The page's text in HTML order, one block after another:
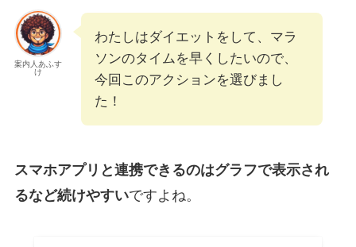
案内人あふす
け
わたしはダイエットをして、マラ
ソンのタイムを早くしたいので、
今回このアクションを選びまし
た！
スマホアプリと連携できるのはグラフで表示され
るなど続けやすいですよね。